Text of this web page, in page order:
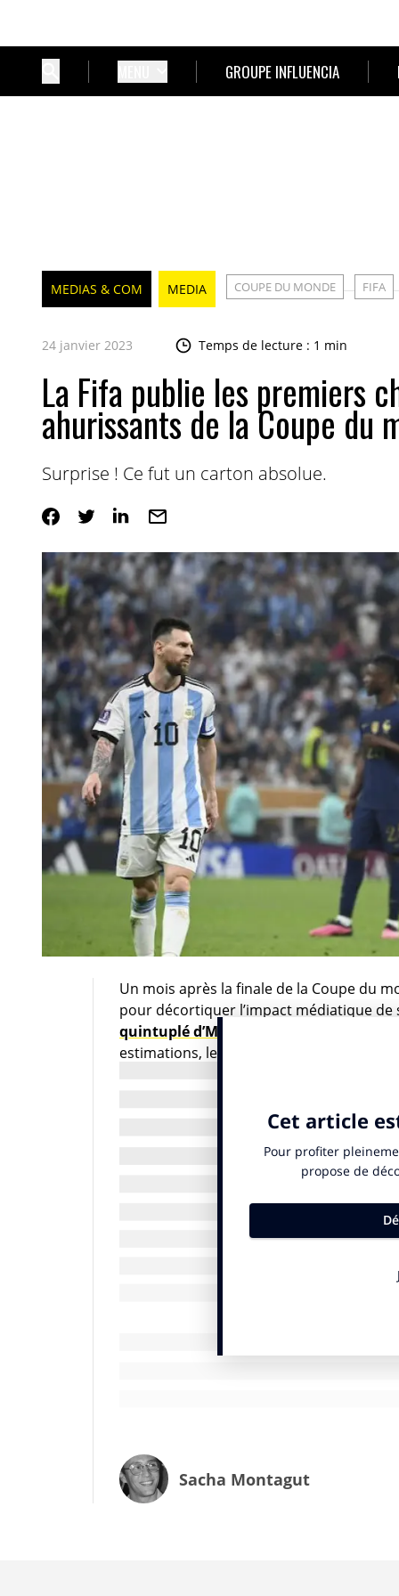
GROUPE INFLUENCIA
MEDIAS & COM MEDIA COUPE DU MONDE FIFA
24 janvier 2023 Temps de lecture : 1 min
La Fifa publie les premiers
ahurissants de la Coupe du
Surprise ! Ce fut un carton absolue.
Un mois après la finale de la Coupe du
pour décortiquer l’impact médiatique
quintuplé d’Mbappé
en coupe de
estimations, les contenus produits sur
d’entreprises à travers le monde, pour
En l’absence de chiffres d’audience
le monde, un chiffre supérieur de 35 %
entre la France et la Croatie. En
contre 29,4 millions de téléspectateurs
Sacha Montagut